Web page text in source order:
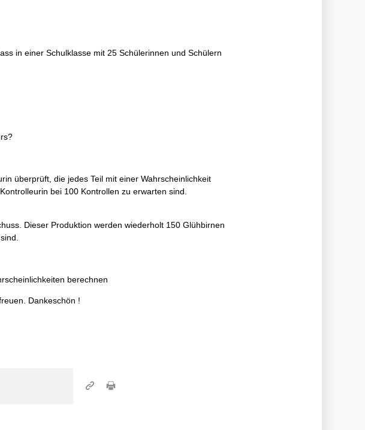
in einer Schulklasse mit 25 Schülerinnen und Schülern
überprüft, die jedes Teil mit einer Wahrscheinlichkeit
bei 100 Kontrollen zu erwarten sind.
Dieser Produktion werden wiederholt 150 Glühbirnen
berechnen
Dankeschön !